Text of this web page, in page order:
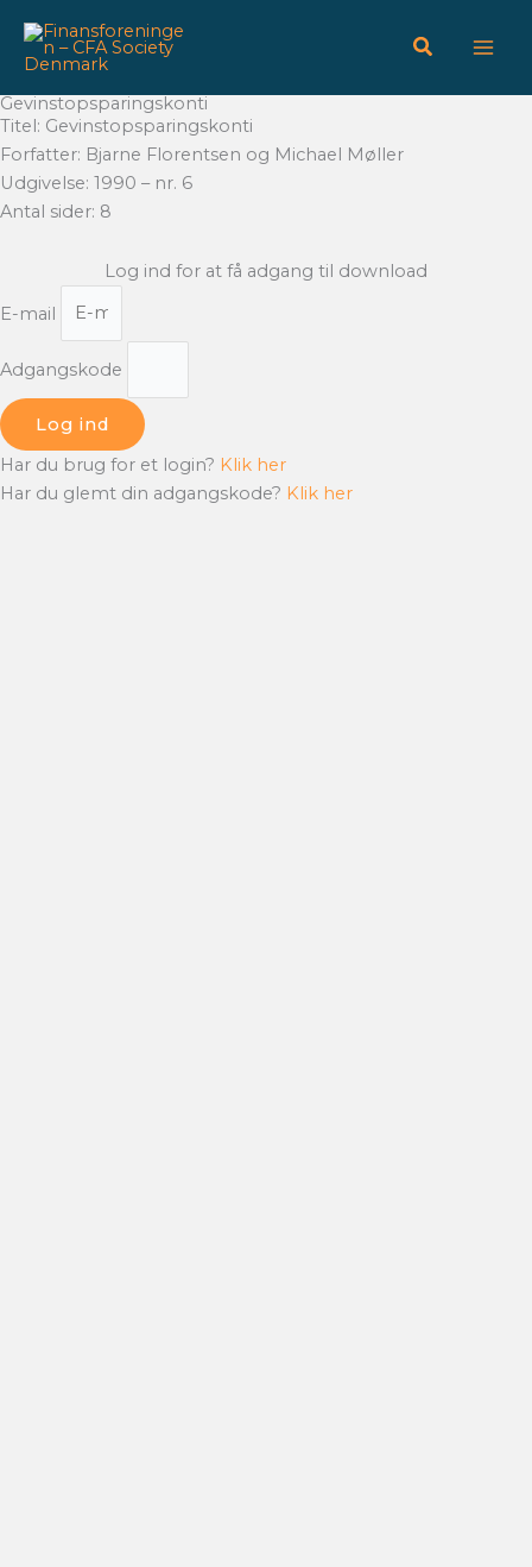
indholdet
Gevinstopsparingskonti
Titel: Gevinstopsparingskonti
Forfatter: Bjarne Florentsen og Michael Møller
Udgivelse: 1990 – nr. 6
Antal sider: 8
Log ind for at få adgang til download
E-mail
Adgangskode
Log ind
Har du brug for et login? Klik her
Har du glemt din adgangskode? Klik her